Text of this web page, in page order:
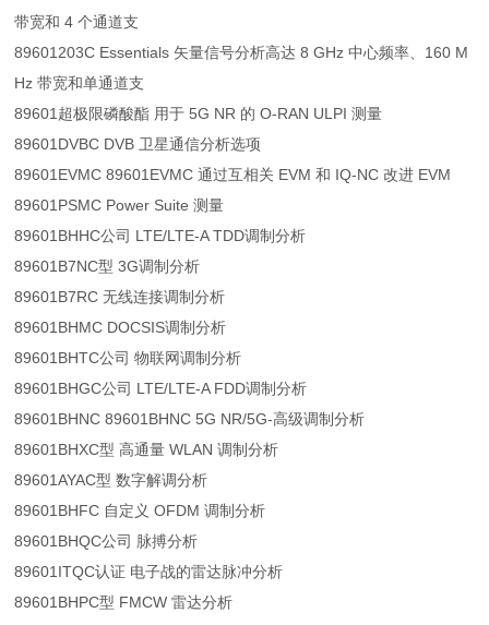
带宽和 4 个通道支
89601203C Essentials 矢量信号分析高达 8 GHz 中心频率、160 M
Hz 带宽和单通道支
89601超极限磷酸酯 用于 5G NR 的 O-RAN ULPI 测量
89601DVBC DVB 卫星通信分析选项
89601EVMC 89601EVMC 通过互相关 EVM 和 IQ-NC 改进 EVM
89601PSMC Power Suite 测量
89601BHHC公司 LTE/LTE-A TDD调制分析
89601B7NC型 3G调制分析
89601B7RC 无线连接调制分析
89601BHMC DOCSIS调制分析
89601BHTC公司 物联网调制分析
89601BHGC公司 LTE/LTE-A FDD调制分析
89601BHNC 89601BHNC 5G NR/5G-高级调制分析
89601BHXC型 高通量 WLAN 调制分析
89601AYAC型 数字解调分析
89601BHFC 自定义 OFDM 调制分析
89601BHQC公司 脉搏分析
89601ITQC认证 电子战的雷达脉冲分析
89601BHPC型 FMCW 雷达分析